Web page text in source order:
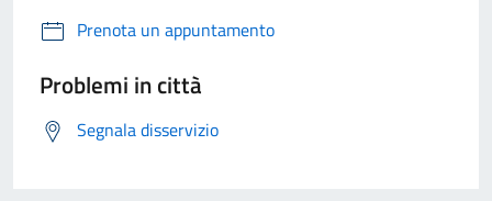
Prenota un appuntamento
Problemi in città
Segnala disservizio